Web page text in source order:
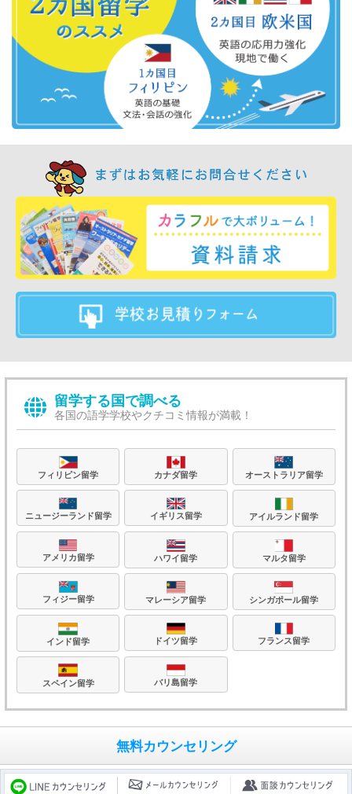
留学する国で調べる
各国の語学学校やクチコミ情報が満載！
フィリピン留学 カナダ留学 オーストラリア留学
ニュージーランド留学 イギリス留学 アイルランド留学
アメリカ留学 ハワイ留学 マルタ留学
フィジー留学 マレーシア留学 シンガポール留学
インド留学 ドイツ留学 フランス留学
スペイン留学 バリ島留学
無料カウンセリング